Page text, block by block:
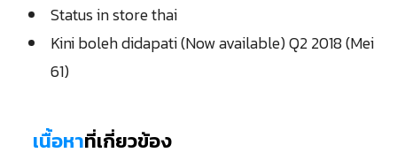
Status in store thai
Kini boleh didapati (Now available) Q2 2018 (Mei
61)
เนื้อหาที่เกี่ยวข้อง